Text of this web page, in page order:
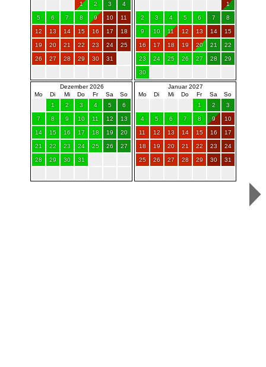
1
2 3 4
5 6 7 8 9 10 11
12 13 14 15 16 17 18
19 20 21 22 23 24 25
26 27 28 29 30 31
1
2 3 4 5 6 7 8
9 10 11 12 13 14 15
16 17 18 19 20 21 22
23 24 25 26 27 28 29
30
Dezember 2026
Mo
Di Mi Do Fr Sa
So
1
2 3 4 5 6
7 8 9 10 11 12 13
14 15 16 17 18 19 20
21 22 23 24 25 26 27
28 29 30 31
Januar 2027
Mo
Di Mi Do Fr Sa
So
1
2 3
4 5 6 7 8 9 10
11 12 13 14 15 16 17
18 19 20 21 22 23 24
25 26 27 28 29 30 31